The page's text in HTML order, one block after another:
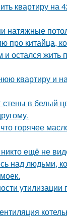
квартиру на
натяжные
про китайца,
и остался жить
квартиру и
стены в белый
горячее
ещё не
над людьми,
утилизации